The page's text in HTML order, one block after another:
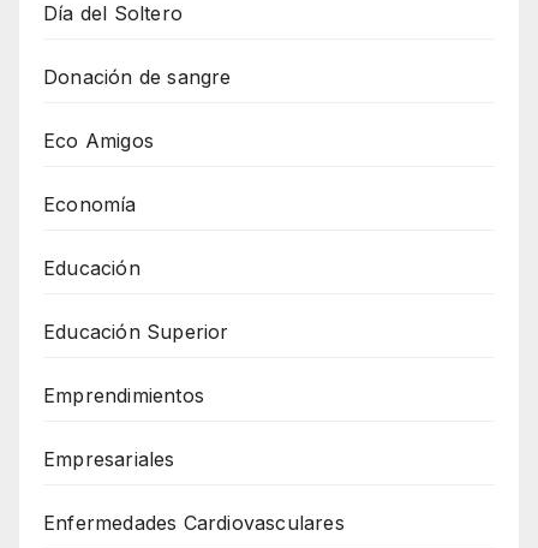
Día del Soltero
Donación de sangre
Eco Amigos
Economía
Educación
Educación Superior
Emprendimientos
Empresariales
Enfermedades Cardiovasculares